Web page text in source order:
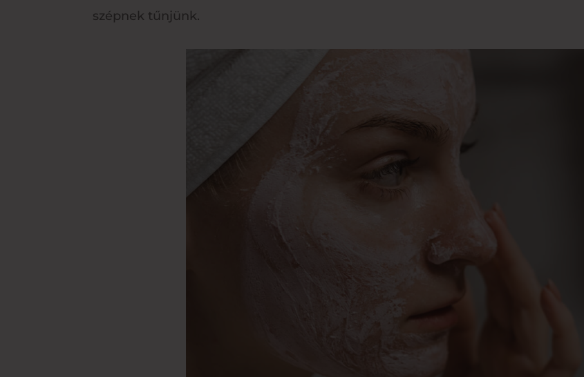
szépnek tűnjünk.